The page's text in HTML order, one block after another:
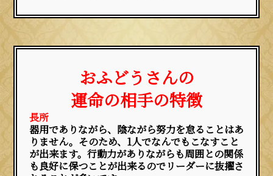
おふどうさんの
運命の相手の特徴
長所
器用でありながら、陰ながら努力を怠ることはあ
りません。そのため、1人でなんでもこなすこと
が出来ます。行動力がありながらも周囲との関係
も良好に保つことが出来るのでリーダーに抜擢さ